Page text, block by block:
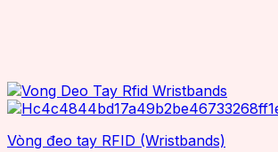
Vòng đeo tay RFID (Wristbands)